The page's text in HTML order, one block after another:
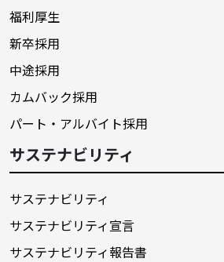
福利厚生
新卒採用
中途採用
カムバック採用
パート・アルバイト採用
サステナビリティ
サステナビリティ
サステナビリティ宣言
サステナビリティ報告書